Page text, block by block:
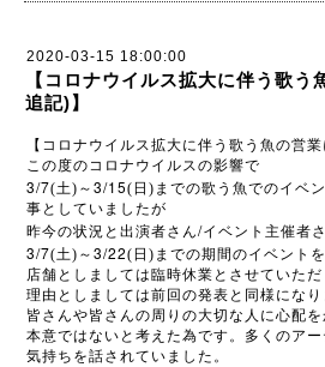
2020-03-15 18:00:00
【コロナウイルス拡大に伴う歌
追記)】
【コロナウイルス拡大に伴う歌う魚の営
この度のコロナウイルスの影響で
3/7(土)～ 3/15(日)までの歌う魚でのイベ
事としていましたが
昨今の状況と出演者さん/イベント主催者
3/7(土)～ 3/22(日)までの期間のイベント
店舗としましては臨時休業とさせていただ
理由としましては前回の発表と同様になり
皆さんや皆さんの周りの大切な人に心配
本意ではないと考えた為です。多くのア
気持ちを話されていました。